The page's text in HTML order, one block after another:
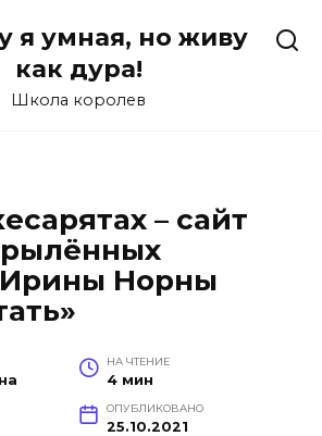
я умная, но живу
как дура!
Школа королев
– сайт
Норны
НА ЧТЕНИЕ
4 мин
ОПУБЛИКОВАНО
25.10.2021